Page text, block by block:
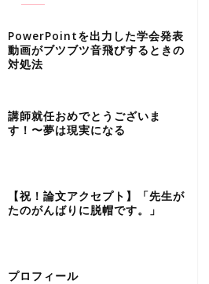
PowerPointを出力した学会発表
動画がブツブツ音飛びするときの
対処法
講師就任おめでとうございま
す！〜夢は現実になる
【祝！論文アクセプト】「先生が
たのがんばりに脱帽です。」
プロフィール